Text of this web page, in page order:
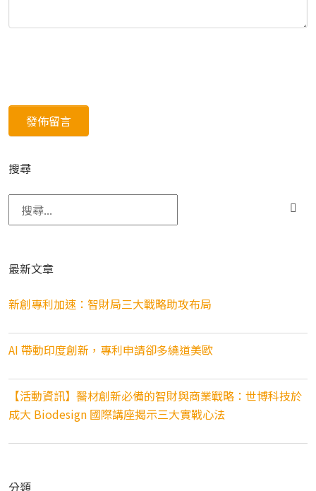
搜尋
搜尋關鍵字:
最新文章
新創專利加速：智財局三大戰略助攻布局
AI 帶動印度創新，專利申請卻多繞道美歐
【活動資訊】醫材創新必備的智財與商業戰略：世博科技於
成大 Biodesign 國際講座揭示三大實戰心法
分類